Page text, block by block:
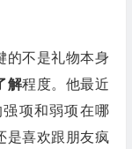
的不是礼物本身
解程度。他最近
项和弱项在哪
是喜欢跟朋友疯